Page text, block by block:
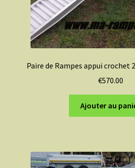
Paire de Rampes appui crochet
€570.00
Ajouter au